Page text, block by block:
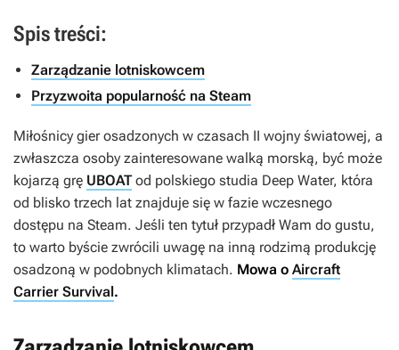
Spis treści:
Zarządzanie lotniskowcem
Przyzwoita popularność na Steam
Miłośnicy gier osadzonych w czasach II wojny światowej, a
zwłaszcza osoby zainteresowane walką morską, być może
kojarzą grę UBOATod polskiego studia Deep Water, która
od blisko trzech lat znajduje się w fazie wczesnego
dostępu na Steam. Jeśli ten tytuł przypadł Wam do gustu,
to warto byście zwrócili uwagę na inną rodzimą produkcję
osadzoną w podobnych klimatach. Mowa o Aircraft
Carrier Survival.